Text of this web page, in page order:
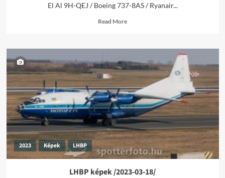
El Al 9H-QEJ / Boeing 737-8AS / Ryanair...
Read MoreRead
/2023-
05-
2023 Képek LHBP
LHBP képek /2023-03-18/